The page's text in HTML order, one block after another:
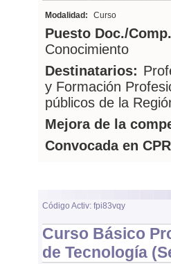
Modalidad: Curso
Puesto Doc./
Conocimiento
Destinatarios:
y Formación
públicos de la
Mejora de la
Convocada en
Código Activ: fpi83vqy
Curso Básico
de Tecnología